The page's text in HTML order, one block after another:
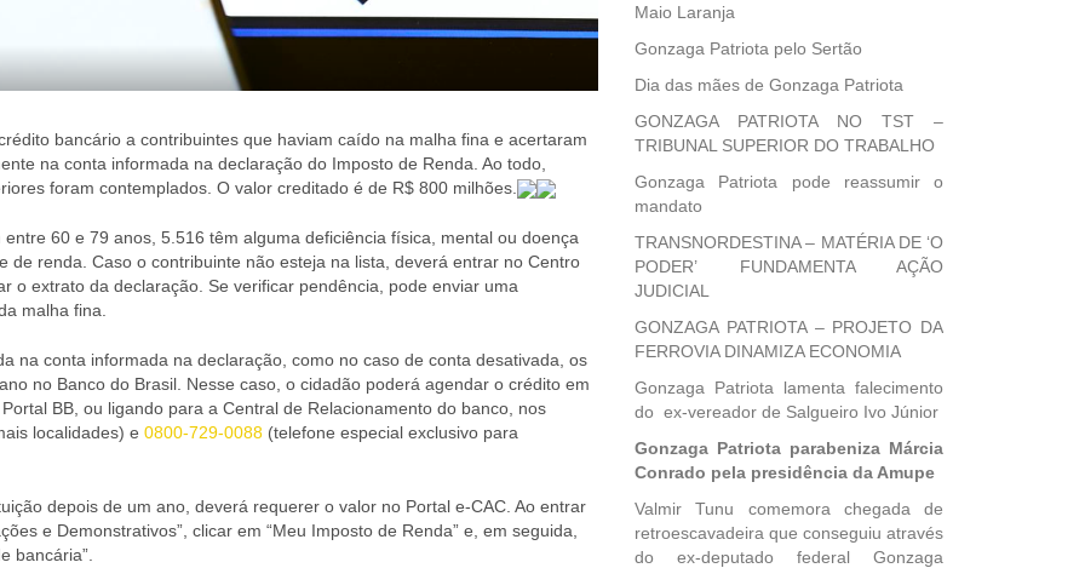
bancário a contribuintes que haviam caído na malha fina e acertaram
na conta informada na declaração do Imposto de Renda. Ao todo,
foram contemplados. O valor creditado é de R$ 800 milhões.
60 e 79 anos, 5.516 têm alguma deficiência física, mental ou doença
de renda. Caso o contribuinte não esteja na lista, deverá entrar no Centro
o extrato da declaração. Se verificar pendência, pode enviar uma
malha fina.
na conta informada na declaração, como no caso de conta desativada, os
no Banco do Brasil. Nesse caso, o cidadão poderá agendar o crédito em
BB, ou ligando para a Central de Relacionamento do banco, nos
localidades) e 0800-729-0088 (telefone especial exclusivo para
depois de um ano, deverá requerer o valor no Portal e-CAC. Ao entrar
e Demonstrativos”, clicar em “Meu Imposto de Renda” e, em seguida,
bancária”.
Maio Laranja
Gonzaga Patriota pelo Sertão
Dia das mães de Gonzaga Patriota
GONZAGA PATRIOTA NO TST –
TRIBUNAL SUPERIOR DO TRABALHO
Gonzaga Patriota pode reassumir o
mandato
TRANSNORDESTINA – MATÉRIA DE ‘O
PODER’ FUNDAMENTA AÇÃO
JUDICIAL
GONZAGA PATRIOTA – PROJETO DA
FERROVIA DINAMIZA ECONOMIA
Gonzaga Patriota lamenta falecimento
do ex-vereador de Salgueiro Ivo Júnior
Gonzaga Patriota parabeniza Márcia
Conrado pela presidência da Amupe
Valmir Tunu comemora chegada de
retroescavadeira que conseguiu através
do ex-deputado federal Gonzaga